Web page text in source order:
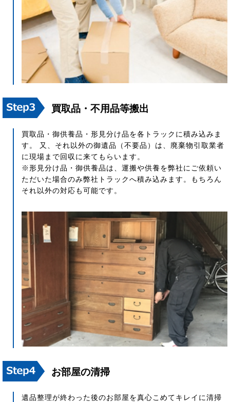
買取品・不用品等搬出
買取品・御供養品・形見分け品を各トラックに積み込みま
す。 又、それ以外の御遺品（不要品）は、廃棄物引取業者
に現場まで回収に来てもらいます。
※形見分け品・御供養品は、運搬や供養を弊社にご依頼い
ただいた場合のみ弊社トラックへ積み込みます。もちろん
それ以外の対応も可能です。
お部屋の清掃
遺品整理が終わった後のお部屋を真心こめてキレイに清掃